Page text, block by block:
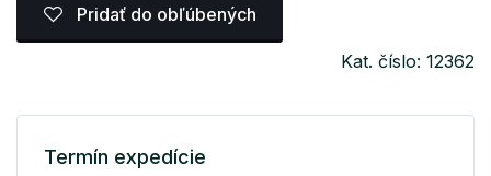
Pridať do obľúbených
Kat. číslo: 12362
Termín expedície